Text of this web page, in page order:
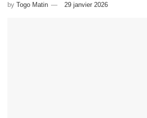
by Togo Matin 29 janvier 2026